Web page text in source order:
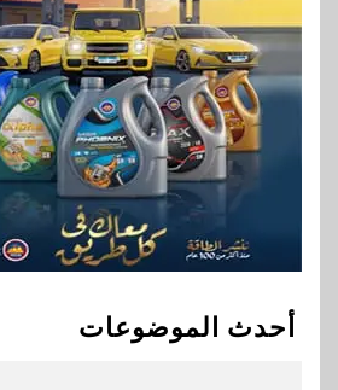
أحدث الموضوعات
جهود تحقيق أمن
9
اقتصاد
ارتفاع أسعار
المخاوف بشأن
في مضيق هرمز
بنوك
المتميزين بعد
بالقروض الشخصية